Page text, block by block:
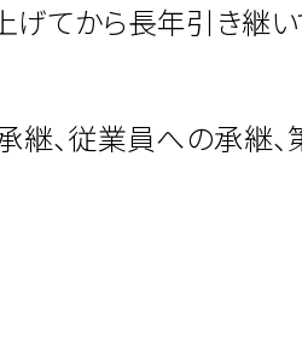
げてから長年引き継
継、従業員への承継